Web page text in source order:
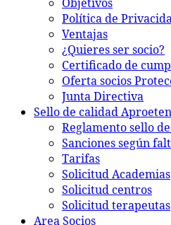
Política de
Ventajas
¿Quieres ser socio?
Certificado de
Oferta socios
Junta Directiva
Sello de calidad
Reglamento sello
Sanciones según
Tarifas
Solicitud Academias
Solicitud centros
Solicitud terapeutas
Area Socios